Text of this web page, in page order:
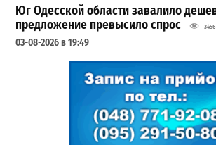
Юг Одесской области завалило
предложение превысило спрос
3456
03-08-2026 в 19:49